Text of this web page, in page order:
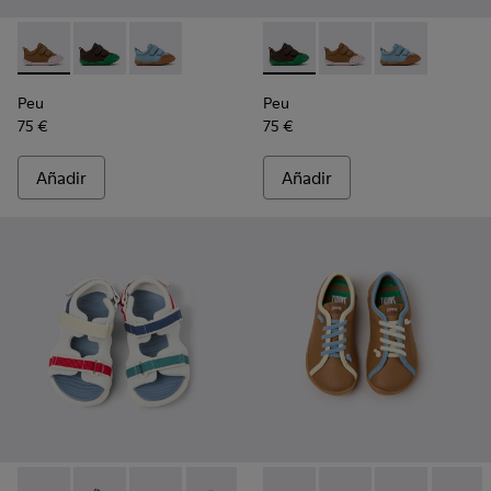
Peu - K800708-003 - Zapatos marrones de piel para niños.
Peu - K800708-004 - Zapatos de piel marrones para
Peu - K800708-002
Peu
75 €
Añadir
Peu - K800708-004 -
Peu - K800708-003
Peu -
Peu
75 €
Añadir